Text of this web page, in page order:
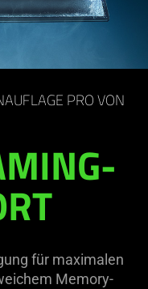
PRO VON
für maximalen
Memory-